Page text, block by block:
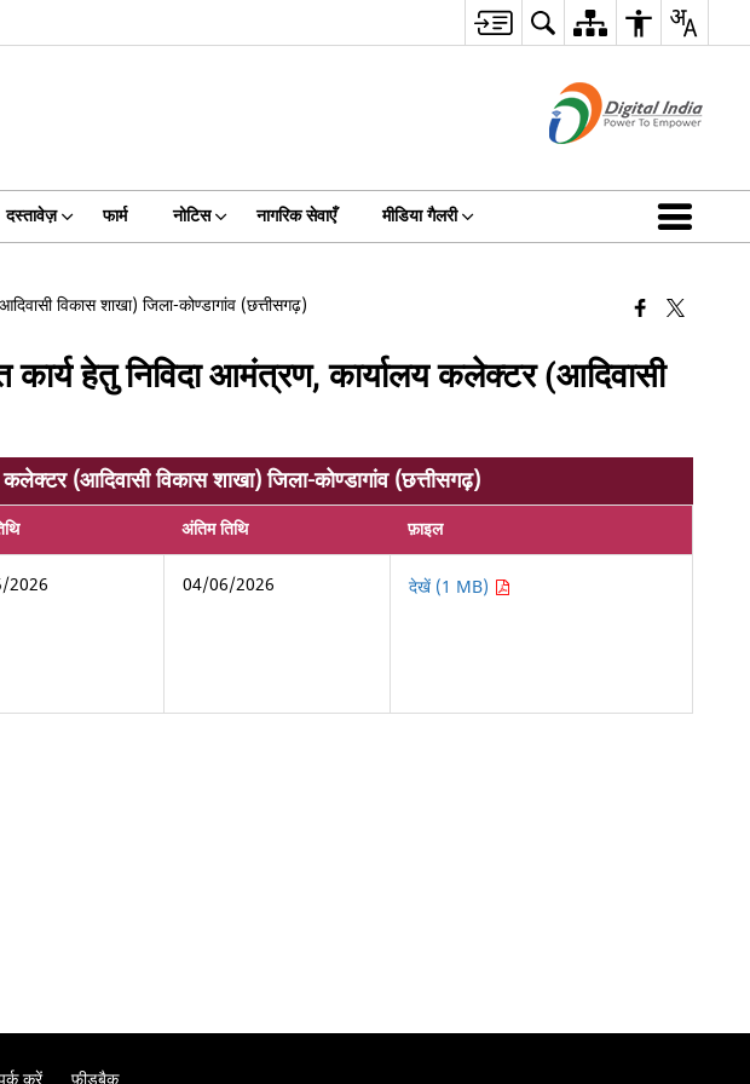
दस्तावेज़ फार्म नोटिस नागरिक सेवाएँ मीडिया गैलरी
विकास शाखा) जिला-कोण्डागांव (छत्तीसगढ़)
कार्य हेतु निविदा आमंत्रण, कार्यालय कलेक्टर (आदिवासी
(आदिवासी विकास शाखा) जिला-कोण्डागांव (छत्तीसगढ़)
अंतिम तिथि फ़ाइल
2026 04/06/2026 देखें (1 MB)